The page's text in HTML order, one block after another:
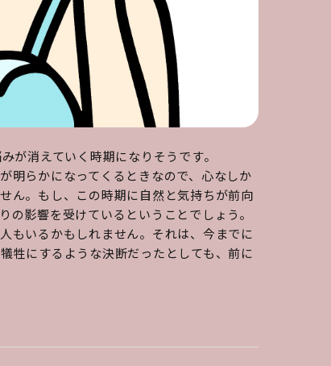
が消えていく時期になりそうです。
明らかになってくるときなので、心なしか
ん。もし、この時期に自然と気持ちが前向
影響を受けているということでしょう。
もいるかもしれません。それは、今までに
牲にするような決断だったとしても、前に